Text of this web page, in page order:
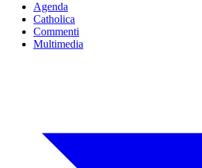
Agenda
Catholica
Commenti
Multimedia